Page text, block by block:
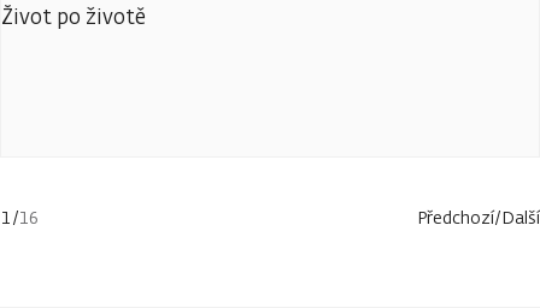
Život po životě
1/16 Předchozí/Další